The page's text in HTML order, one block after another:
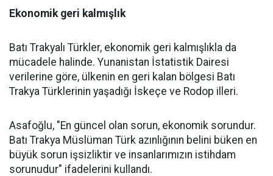
Ekonomik geri kalmışlık
Batı Trakyalı Türkler, ekonomik geri kalmışlıkla da
mücadele halinde. Yunanistan İstatistik Dairesi
verilerine göre, ülkenin en geri kalan bölgesi Batı
Trakya Türklerinin yaşadığı İskeçe ve Rodop illeri.
Asafoğlu, "En güncel olan sorun, ekonomik sorundur.
Batı Trakya Müslüman Türk azınlığının belini büken en
büyük sorun işsizliktir ve insanlarımızın istihdam
sorunudur" ifadelerini kullandı.